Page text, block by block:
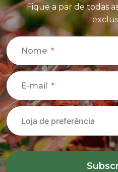
Fique a par de todas
Nome
E-mail